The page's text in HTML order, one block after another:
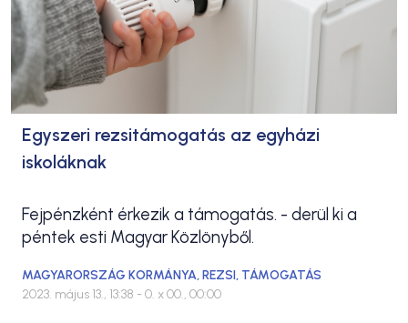
Egyszeri rezsitámogatás az egyházi
iskoláknak
Fejpénzként érkezik a támogatás. - derül ki a
péntek esti Magyar Közlönyből.
MAGYARORSZÁG KORMÁNYA,REZSI, TÁMOGATÁS
2023. május 13., 13:38 - 0. x 00., 00:00